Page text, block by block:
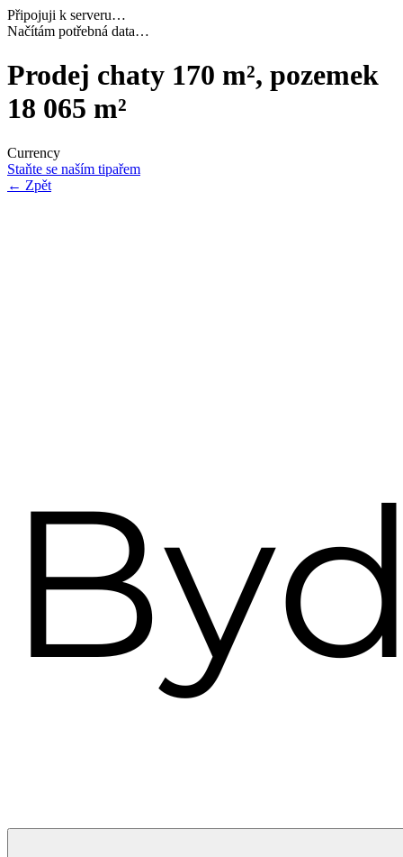
Připojuji k serveru…
Dokončuji inicializaci…
Prodej chaty 170 m², pozemek
18 065 m²
Currency
Staňte se naším tipařem
← Zpět